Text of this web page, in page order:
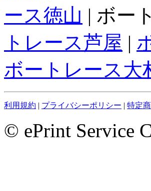
ース徳山 | ボー
トレース芦屋 |
ボートレース大
利用規約 | プライバシーポリシー | 特定
© ePrint Service